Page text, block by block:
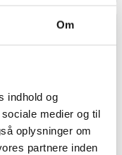
Om
indhold og
medier og til
oplysninger om
partnere inden